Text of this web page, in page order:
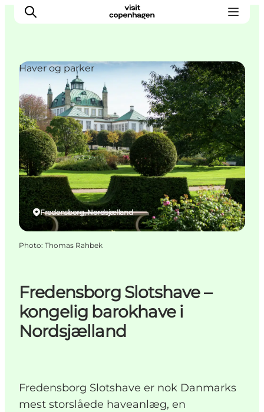
Aktiviteter
Mat och dryck
Planera din resa
Fredensborg Slotshave –
kongelig barokhave i
Nordsjælland
Fredensborg Slotshave er nok Danmarks
mest storslåede haveanlæg, en
Fredensborg, Nordsjælland
Haver og parker
Photo: Thomas Rahbek